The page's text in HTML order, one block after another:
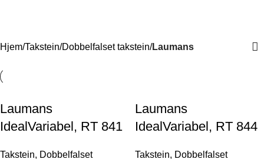
Hjem Takstein Dobbelfalset takstein Laumans
Laumans
IdealVariabel, RT 841
Takstein, Dobbelfalset
Laumans
IdealVariabel, RT 844
Takstein, Dobbelfalset